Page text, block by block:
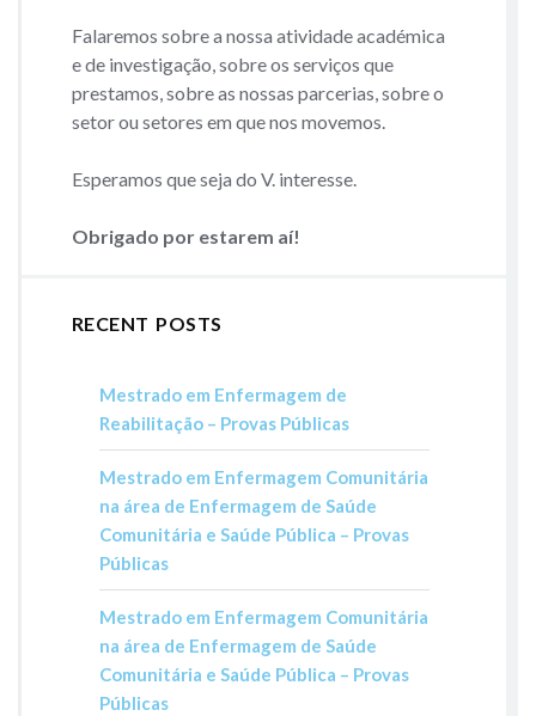
Falaremos sobre a nossa atividade académica
e de investigação, sobre os serviços que
prestamos, sobre as nossas parcerias, sobre o
setor ou setores em que nos movemos.
Esperamos que seja do V. interesse.
Obrigado por estarem aí!
RECENT POSTS
Mestrado em Enfermagem de
Reabilitação – Provas Públicas
Mestrado em Enfermagem Comunitária
na área de Enfermagem de Saúde
Comunitária e Saúde Pública – Provas
Públicas
Mestrado em Enfermagem Comunitária
na área de Enfermagem de Saúde
Comunitária e Saúde Pública – Provas
Públicas